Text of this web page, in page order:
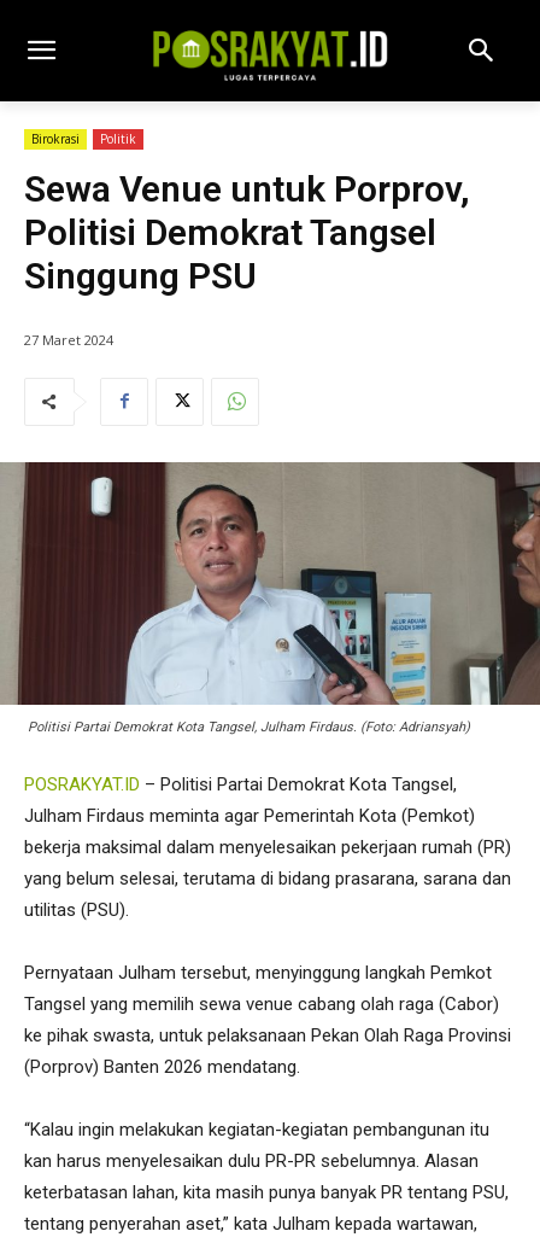
Birokrasi Politik
Sewa Venue untuk Porprov,
Politisi Demokrat Tangsel
Singgung PSU
27 Maret 2024
Politisi Partai Demokrat Kota Tangsel, Julham Firdaus. (Foto: Adriansyah)
POSRAKYAT.ID – Politisi Partai Demokrat Kota Tangsel,
Julham Firdaus meminta agar Pemerintah Kota (Pemkot)
bekerja maksimal dalam menyelesaikan pekerjaan rumah (PR)
yang belum selesai, terutama di bidang prasarana, sarana dan
utilitas (PSU).
Pernyataan Julham tersebut, menyinggung langkah Pemkot
Tangsel yang memilih sewa venue cabang olah raga (Cabor)
ke pihak swasta, untuk pelaksanaan Pekan Olah Raga Provinsi
(Porprov) Banten 2026 mendatang.
“Kalau ingin melakukan kegiatan-kegiatan pembangunan itu
kan harus menyelesaikan dulu PR-PR sebelumnya. Alasan
keterbatasan lahan, kita masih punya banyak PR tentang PSU,
tentang penyerahan aset,” kata Julham kepada wartawan,